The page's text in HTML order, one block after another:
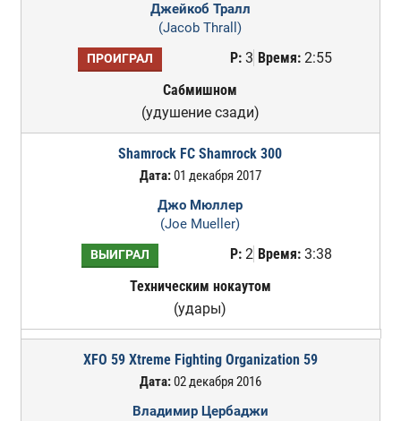
Джейкоб Тралл
(Jacob Thrall)
ПРОИГРАЛ Р:3 Время:2:55
Сабмишном
(удушение сзади)
Shamrock FC Shamrock 300
Дата:01 декабря 2017
Джо Мюллер
(Joe Mueller)
ВЫИГРАЛ Р:2 Время:3:38
Техническим нокаутом
(удары)
XFO 59 Xtreme Fighting Organization 59
Дата:02 декабря 2016
Владимир Цербаджи